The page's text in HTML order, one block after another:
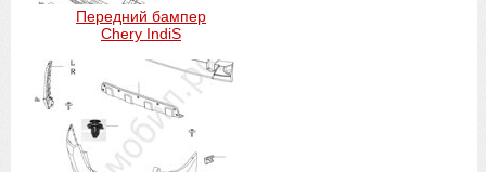
Передний бампер
Chery IndiS